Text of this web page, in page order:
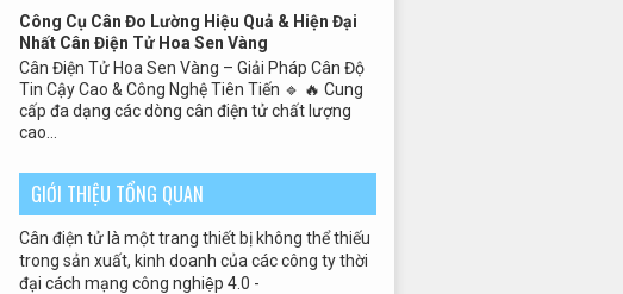
Công Cụ Cân Đo Lường Hiệu Quả & Hiện Đại
Nhất Cân Điện Tử Hoa Sen Vàng
Cân Điện Tử Hoa Sen Vàng – Giải Pháp Cân Độ
Tin Cậy Cao & Công Nghệ Tiên Tiến 🔹 🔥 Cung
cấp đa dạng các dòng cân điện tử chất lượng
cao...
GIỚI THIỆU TỔNG QUAN
Cân điện tử là một trang thiết bị không thể thiếu
trong sản xuất, kinh doanh của các công ty thời
đại cách mạng công nghiệp 4.0 -